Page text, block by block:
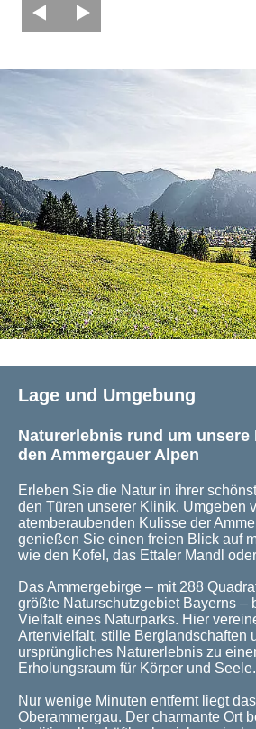
Lage und Umgebung
Naturerlebnis rund um
den Ammergauer Alpen
Erleben Sie die Natur in ihrer
den Türen unserer Klinik. Umgeben
atemberaubenden Kulisse der
genießen Sie einen freien Blick auf
wie den Kofel, das Ettaler Mandl
Das Ammergebirge – mit 288
größte Naturschutzgebiet Bayerns –
Vielfalt eines Naturparks. Hier
Artenvielfalt, stille Berglandschaften
ursprüngliches Naturerlebnis zu
Erholungsraum für Körper und Seele.
Nur wenige Minuten entfernt liegt
Oberammergau. Der charmante Ort